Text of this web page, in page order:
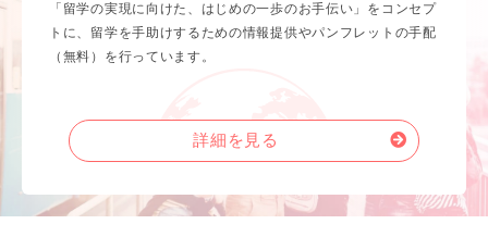
「留学の実現に向けた、はじめの一歩のお手伝い」をコンセプ
トに、留学を手助けするための情報提供やパンフレットの手配
（無料）を行っています。
詳細を見る